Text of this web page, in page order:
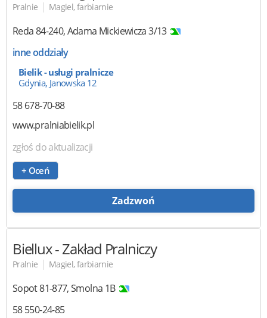
Pralnie | Magiel, farbiarnie
Reda84-240,Adama Mickiewicza 3/13
inne oddziały
Bielik - usługi pralnicze
Gdynia, Janowska 12
58 678-70-88
www.pralniabielik.pl
zgłoś do aktualizacji
+ Oceń
Zadzwoń
Biellux- Zakład Pralniczy
Pralnie | Magiel, farbiarnie
Sopot81-877,Smolna 1B
58 550-24-85